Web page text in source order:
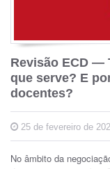
Revisão ECD —
que serve? E
docentes?
25 de fevereiro de
No âmbito da